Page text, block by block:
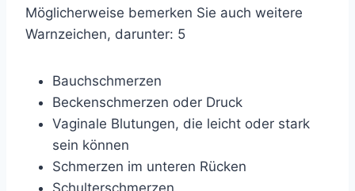
Möglicherweise bemerken Sie auch weitere
Warnzeichen, darunter: 5
Bauchschmerzen
Beckenschmerzen oder Druck
Vaginale Blutungen, die leicht oder stark
sein können
Schmerzen im unteren Rücken